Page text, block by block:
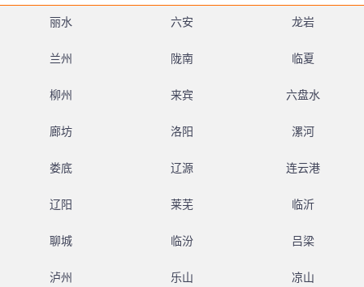
丽水 六安 龙岩
兰州 陇南 临夏
柳州 来宾 六盘水
廊坊 洛阳 漯河
娄底 辽源 连云港
辽阳 莱芜 临沂
聊城 临汾 吕梁
泸州 乐山 凉山